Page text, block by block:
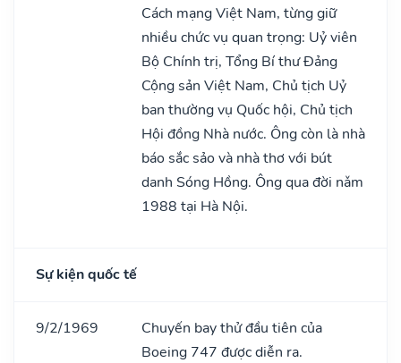
Cách mạng Việt Nam, từng giữ
nhiều chức vụ quan trọng: Uỷ viên
Bộ Chính trị, Tổng Bí thư Đảng
Cộng sản Việt Nam, Chủ tịch Uỷ
ban thường vụ Quốc hội, Chủ tịch
Hội đồng Nhà nước. Ông còn là nhà
báo sắc sảo và nhà thơ với bút
danh Sóng Hồng. Ông qua đời nǎm
1988 tại Hà Nội.
Sự kiện quốc tế
9/2/1969
Chuyến bay thử đầu tiên của
Boeing 747 được diễn ra.